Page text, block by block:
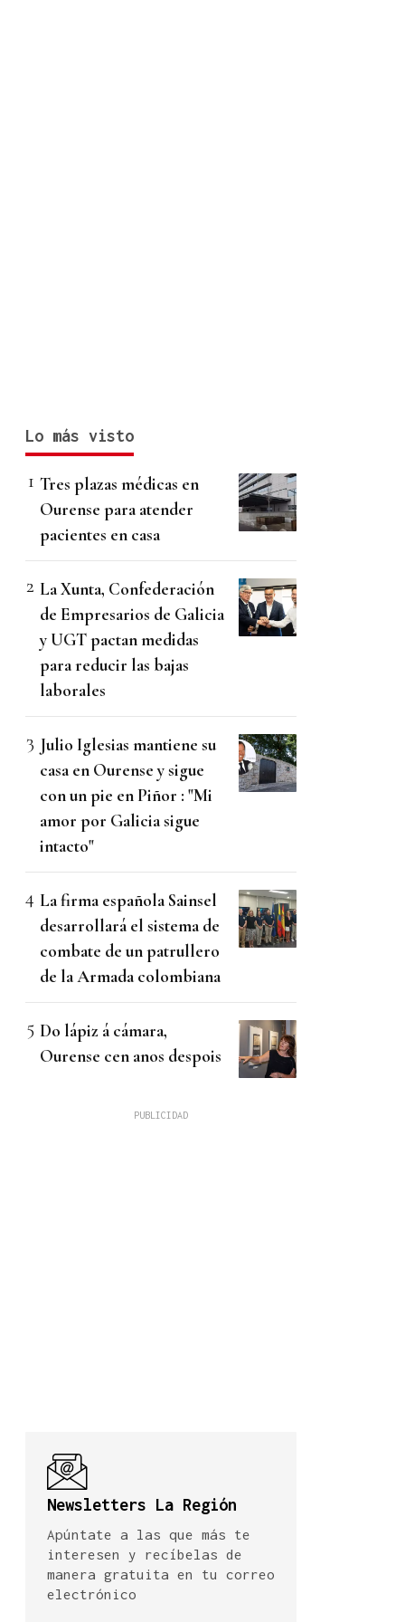
Lo más visto
Tres plazas médicas en
Ourense para atender
pacientes en casa
La Xunta, Confederación
de Empresarios de Galicia
y UGT pactan medidas
para reducir las bajas
laborales
Julio Iglesias mantiene su
casa en Ourense y sigue
con un pie en Piñor : "Mi
amor por Galicia sigue
intacto"
La firma española Sainsel
desarrollará el sistema de
combate de un patrullero
de la Armada colombiana
Do lápiz á cámara,
Ourense cen anos despois
Newsletters La Región
Apúntate a las que más te
interesen y recíbelas de
manera gratuita en tu correo
electrónico